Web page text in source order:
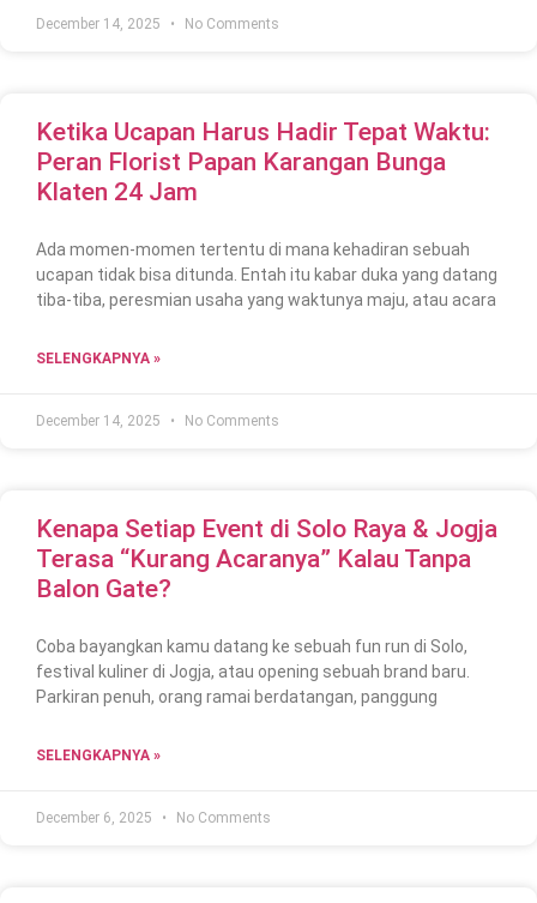
December 14, 2025 No Comments
Ketika Ucapan Harus Hadir Tepat Waktu:
Peran Florist Papan Karangan Bunga
Klaten 24 Jam
Ada momen-momen tertentu di mana kehadiran sebuah
ucapan tidak bisa ditunda. Entah itu kabar duka yang datang
tiba-tiba, peresmian usaha yang waktunya maju, atau acara
SELENGKAPNYA »
December 14, 2025 No Comments
Kenapa Setiap Event di Solo Raya & Jogja
Terasa “Kurang Acaranya” Kalau Tanpa
Balon Gate?
Coba bayangkan kamu datang ke sebuah fun run di Solo,
festival kuliner di Jogja, atau opening sebuah brand baru.
Parkiran penuh, orang ramai berdatangan, panggung
SELENGKAPNYA »
December 6, 2025 No Comments